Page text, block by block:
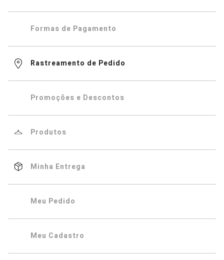
Formas de Pagamento
Rastreamento de Pedido
Promoções e Descontos
Produtos
Minha Entrega
Meu Pedido
Meu Cadastro